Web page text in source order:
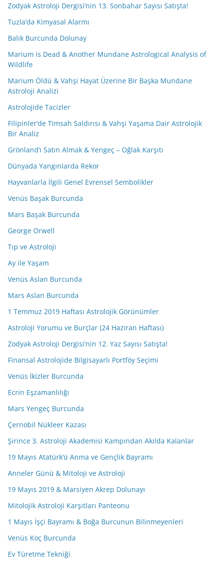
Zodyak Astroloji Dergisi’nin 13. Sonbahar Sayısı Satışta!
Tuzla’da Kimyasal Alarmı
Balık Burcunda Dolunay
Marium is Dead & Another Mundane Astrological Analysis of
Wildlife
Marium Öldü & Vahşi Hayat Üzerine Bir Başka Mundane
Astroloji Analizi
Astrolojide Tacizler
Filipinler’de Timsah Saldırısı & Vahşi Yaşama Dair Astrolojik
Bir Analiz
Grönland’ı Satın Almak & Yengeç – Oğlak Karşıtı
Dünyada Yangınlarda Rekor
Hayvanlarla İlgili Genel Evrensel Sembolikler
Venüs Başak Burcunda
Mars Başak Burcunda
George Orwell
Tıp ve Astroloji
Ay ile Yaşam
Venüs Aslan Burcunda
Mars Aslan Burcunda
1 Temmuz 2019 Haftası Astrolojik Görünümler
Astroloji Yorumu ve Burçlar (24 Haziran Haftası)
Zodyak Astroloji Dergisi’nin 12. Yaz Sayısı Satışta!
Finansal Astrolojide Bilgisayarlı Portföy Seçimi
Venüs İkizler Burcunda
Ecrin Eşzamanlılığı
Mars Yengeç Burcunda
Çernobil Nükleer Kazası
Şirince 3. Astroloji Akademisi Kampından Akılda Kalanlar
19 Mayıs Atatürk’ü Anma ve Gençlik Bayramı
Anneler Günü & Mitoloji ve Astroloji
19 Mayıs 2019 & Marsiyen Akrep Dolunayı
Mitolojik Astroloji Karşıtları Panteonu
1 Mayıs İşçi Bayramı & Boğa Burcunun Bilinmeyenleri
Venüs Koç Burcunda
Ev Türetme Tekniği